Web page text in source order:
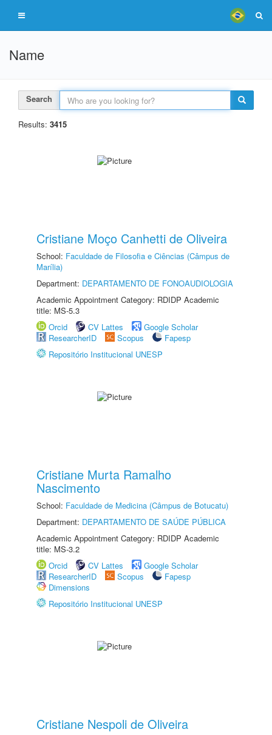
Name
Search
Results: 3415
Cristiane Moço Canhetti de Oliveira
School: Faculdade de Filosofia e Ciências (Câmpus de
Marília)
Department: DEPARTAMENTO DE FONOAUDIOLOGIA
Academic Appointment Category: RDIDP Academic
title: MS-5.3
Orcid
CV Lattes
Google Scholar
ResearcherID
Scopus
Fapesp
Repositório Institucional UNESP
Cristiane Murta Ramalho
Nascimento
School: Faculdade de Medicina (Câmpus de Botucatu)
Department: DEPARTAMENTO DE SAÚDE PÚBLICA
Academic Appointment Category: RDIDP Academic
title: MS-3.2
Orcid
CV Lattes
Google Scholar
ResearcherID
Scopus
Fapesp
Dimensions
Repositório Institucional UNESP
Cristiane Nespoli de Oliveira